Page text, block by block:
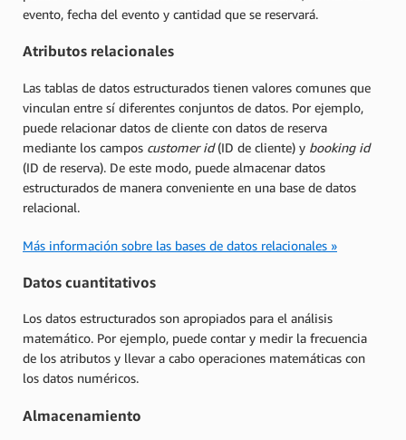
evento, fecha del evento y cantidad que se reservará.
Atributos relacionales
Las tablas de datos estructurados tienen valores comunes que
vinculan entre sí diferentes conjuntos de datos. Por ejemplo,
puede relacionar datos de cliente con datos de reserva
mediante los campos customer id(ID de cliente) y booking id
(ID de reserva). De este modo, puede almacenar datos
estructurados de manera conveniente en una base de datos
relacional.
Más información sobre las bases de datos relacionales »
Datos cuantitativos
Los datos estructurados son apropiados para el análisis
matemático. Por ejemplo, puede contar y medir la frecuencia
de los atributos y llevar a cabo operaciones matemáticas con
los datos numéricos.
Almacenamiento